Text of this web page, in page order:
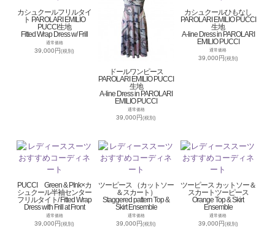
カシュクールフリルタイ
ト PAROLARI EMILIO
PUCCI生地
Fitted Wrap Dress w/ Frill
通常価格
39,000円(税別)
ドールワンピース
PAROLARI EMILIO PUCCI
生地
A-line Dress in PAROLARI
EMILIO PUCCI
通常価格
39,000円(税別)
カシュクールひもなし
PAROLARI EMILIO PUCCI
生地
A-line Dress in PAROLARI
EMILIO PUCCI
通常価格
39,000円(税別)
PUCCI Green & PInk×カ
シュクール半袖センター
フリルタイト/ Fitted Wrap
Dress with Frill at Front
通常価格
39,000円(税別)
ツーピース （カットソー
＆スカート）
Staggered pattern Top &
Skirt Ensemble
通常価格
39,000円(税別)
ツーピース カットソー＆
スカートツーピース
Orange Top & Skirt
Ensemble
通常価格
39,000円(税別)